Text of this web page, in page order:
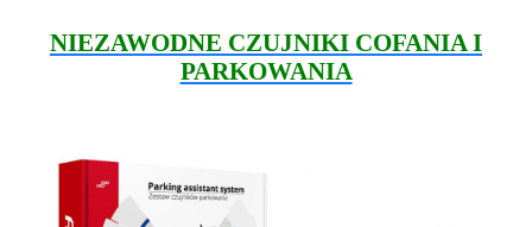
NIEZAWODNE CZUJNIKI COFANIA I
PARKOWANIA